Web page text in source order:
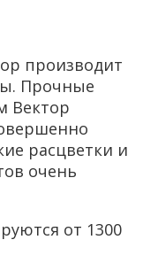
производит
Прочные
Вектор
расцветки и
очень
от 1300